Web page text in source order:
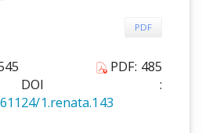
PDF
PDF: 485
:
1.renata.143